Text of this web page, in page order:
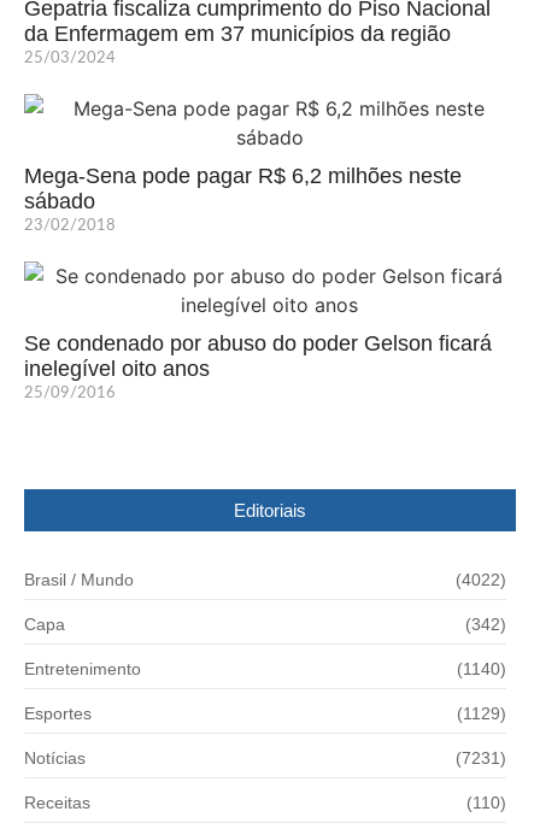
Gepatria fiscaliza cumprimento do Piso Nacional
da Enfermagem em 37 municípios da região
25/03/2024
Mega-Sena pode pagar R$ 6,2 milhões neste
sábado
23/02/2018
Se condenado por abuso do poder Gelson ficará
inelegível oito anos
25/09/2016
Editoriais
Brasil / Mundo (4022)
Capa (342)
Entretenimento (1140)
Esportes (1129)
Notícias (7231)
Receitas (110)